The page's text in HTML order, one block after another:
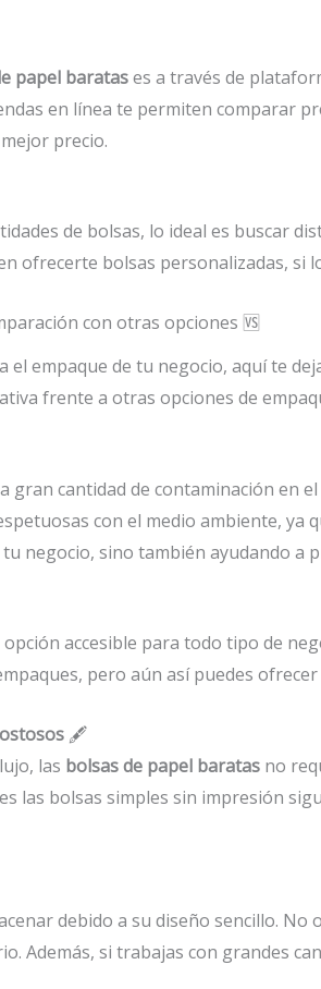
papel baratases a través de
en línea te permiten comparar
precio.
de bolsas, lo ideal es buscar
ofrecerte bolsas personalizadas, si
con otras opciones 🆚
empaque de tu negocio, aquí te
frente a otras opciones de
gran cantidad de contaminación en
con el medio ambiente, ya
negocio, sino también ayudando a
accesible para todo tipo de
pero aún así puedes
🖋️
las bolsas de papel baratas no
las bolsas simples sin impresión
debido a su diseño sencillo.
Además, si trabajas con grandes